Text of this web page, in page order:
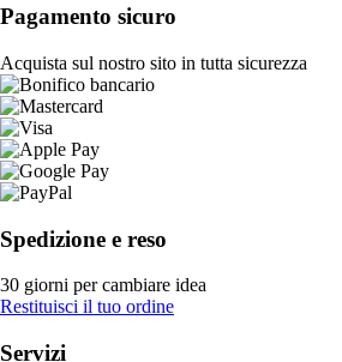
Pagamento sicuro
Acquista sul nostro sito in tutta sicurezza
Spedizione e reso
30 giorni per cambiare idea
Restituisci il tuo ordine
Servizi